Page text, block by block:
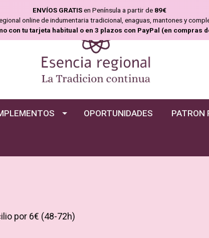
ENVÍOS GRATISen Península a partir de 89€
online de indumentaria tradicional, enaguas, mantones y
con tu tarjeta habitual o en 3 plazos con PayPal (en compras
OPORTUNIDADES PATRON
por 6€ (48-72h)